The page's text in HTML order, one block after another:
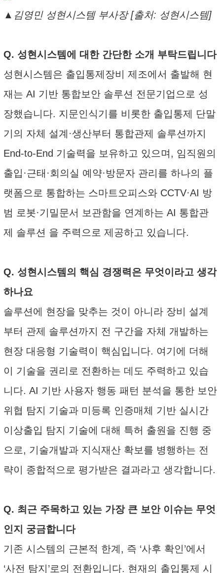
▲김영민 성현시스템 부사장 [출처: 성현시스템]
Q. 성현시스템에 대한 간단한 소개 부탁드립니다
성현시스템은 출입통제장비 제조에서 출발해 현
재는 AI 기반 통합보안 솔루션 전문기업으로 성
장했습니다. 지문인식기를 비롯한 출입통제 단말
기의 자체 설계·생산부터 통합관제 솔루션까지
End-to-End 기술력을 보유하고 있으며, 임직원의
출입·근태·회의실 예약·방문자 관리를 하나의 플
랫폼으로 통합하는 스마트오피스와 CCTV·AI 방
범 로봇·기밀문서 보관함을 연계하는 AI 통합관
제 솔루션 을 주력으로 제공하고 있습니다.
Q. 성현시스템의 핵심 경쟁력은 무엇이라고 생각
하나요
솔루션에 현장을 맞추는 것이 아니라 장비 설계
부터 관제 솔루션까지 전 구간을 자체 개발하는
현장 대응형 기술력이 핵심입니다. 여기에 더해
이 기술을 권리로 전환하는 데도 주력하고 있습
니다. AI 기반 사용자 행동 패턴 분석을 통한 보안
위협 탐지 기술과 미등록 인증매체 기반 실시간
이상출입 탐지 기술에 대해 특허 출원을 진행 중
으로, 기술개발과 지식재산 확보를 병행하는 전
략이 종합적으로 평가받은 결과라고 생각합니다.
Q. 최근 주목하고 있는 가장 큰 보안 이슈는 무엇
인지 궁금합니다
기존 시스템의 근본적 한계, 즉 ‘사후 확인’에서
‘사전 탐지’로의 전환입니다. 현재의 출입통제 시